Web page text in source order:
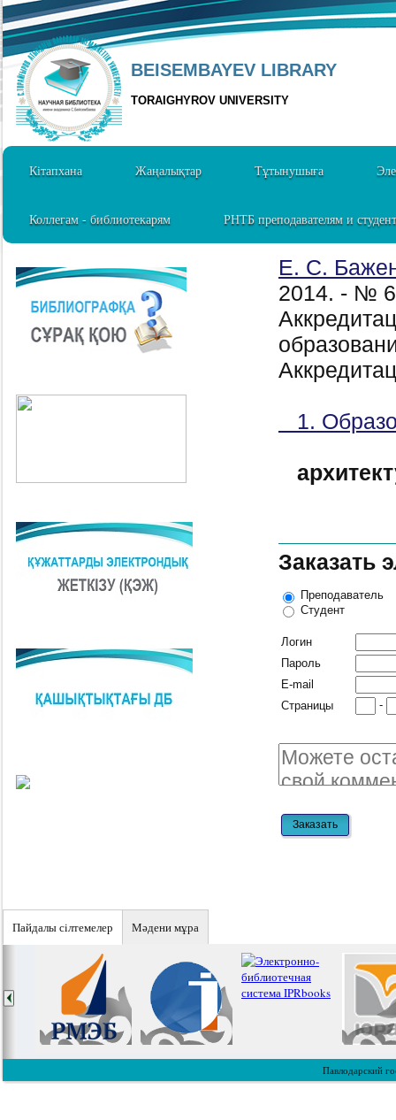
BEISEMBAYEV LIBRARY
TORAIGHYROV UNIVERSITY
Кітапхана Жаңалықтар Тұтынушыға
Коллегам - библиотекарям РНТБ преподавателям и
Е. С.
2014. - №
1.
Заказать
Преподаватель
Студент
Логин
Пароль
E-mail
Страницы
-
Пайдалы сiлтемелер Мәдени мұра
Павлодарский